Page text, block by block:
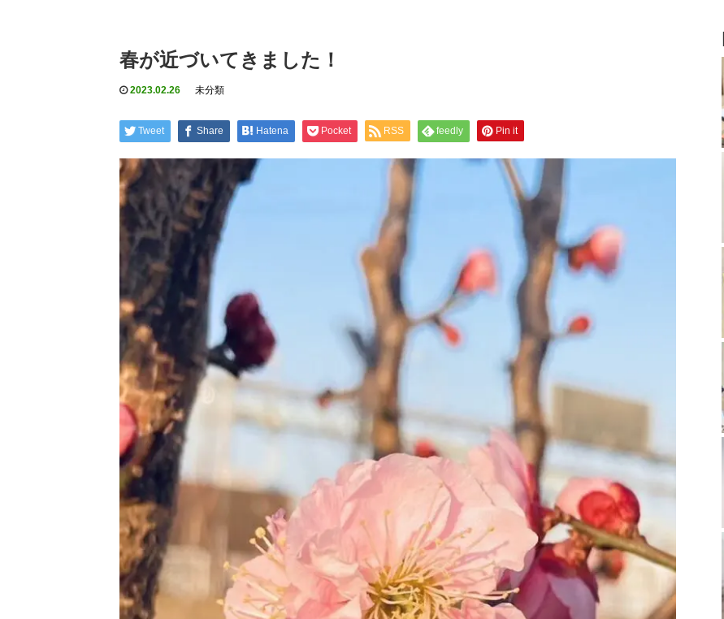
春が近づいてきました！
2023.02.26 未分類
Tweet Share Hatena Pocket RSS feedly Pin it